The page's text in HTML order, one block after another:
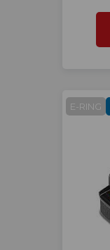
E-RING